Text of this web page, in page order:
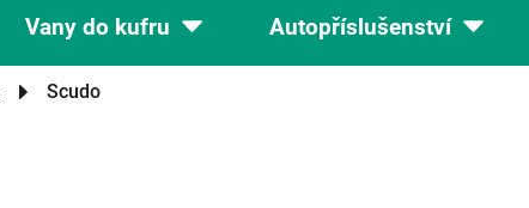
Vany do kufru Autopříslušenství
Scudo